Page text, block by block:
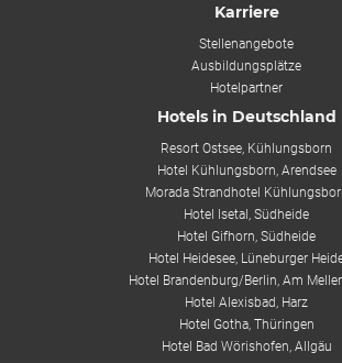
Karriere
Stellenangebote
Ausbildungsplätze
Hotelpartner
Hotels in Deutschland
Resort Ostsee, Kühlungsborn
Hotel Kühlungsborn, Arendsee
Morada Strandhotel
Hotel Isetal, Südheide
Hotel Gifhorn, Südheide
Hotel Heidesee, Lüneburger
Hotel Brandenburg/Berlin, Am
Hotel Alexisbad, Harz
Hotel Gotha, Thüringen
Hotel Bad Wörishofen, Allgäu